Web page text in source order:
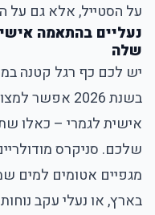
על הסטייל, אלא גם על
נעליים בהתאמה
שלה
יש לכם כף רגל קטנה
בשנת 2026
אישית לגמרי – כאלו
שלכם. סניקרס
מגפיים אטומים למים
בארץ, או נעלי עקב